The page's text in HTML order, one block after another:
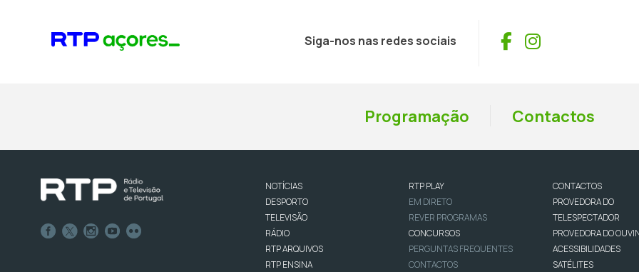
Siga-nos nas redes sociais Facebook
Instagram
Programação Contactos
NOTÍCIAS
DESPORTO
TELEVISÃO
RÁDIO
RTP ARQUIVOS
RTP ENSINA
RTP PLAY
EM DIRETO
REVER PROGRAMAS
CONCURSOS
PERGUNTAS FREQUENTES
CONTACTOS
CONTACTOS
PROVEDORA DO
TELESPECTADOR
PROVEDORA DO
ACESSIBILIDADES
SATÉLITES